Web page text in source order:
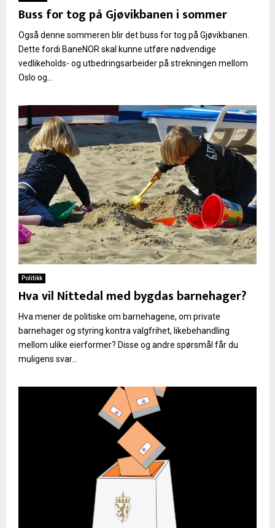
Buss for tog på Gjøvikbanen i sommer
Også denne sommeren blir det buss for tog på Gjøvikbanen.
Dette fordi BaneNOR skal kunne utføre nødvendige
vedlikeholds- og utbedringsarbeider på strekningen mellom
Oslo og...
Politikk
Hva vil Nittedal med bygdas barnehager?
Hva mener de politiske om barnehagene, om private
barnehager og styring kontra valgfrihet, likebehandling
mellom ulike eierformer? Disse og andre spørsmål får du
muligens svar...